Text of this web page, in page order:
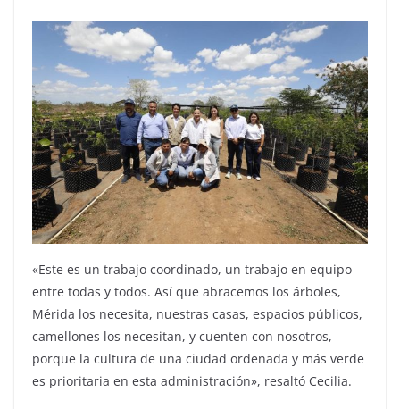
«Este es un trabajo coordinado, un trabajo en equipo
entre todas y todos. Así que abracemos los árboles,
Mérida los necesita, nuestras casas, espacios públicos,
camellones los necesitan, y cuenten con nosotros,
porque la cultura de una ciudad ordenada y más verde
es prioritaria en esta administración», resaltó Cecilia.